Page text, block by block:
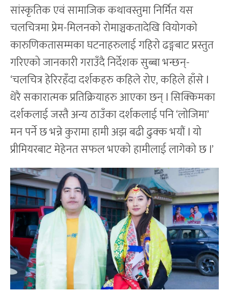
सांस्कृतिक एवं सामाजिक कथावस्तुमा निर्मित यस
चलचित्रमा प्रेम-मिलनको रोमाञ्चकतादेखि वियोगको
कारुणिकतासम्मका घटनाहरुलाई गहिरो ढङ्गबाट प्रस्तुत
गरिएको जानकारी गराउँदै निर्देशक सुब्बा भन्छन्-
‘चलचित्र हेरिरहँदा दर्शकहरु कहिले रोए, कहिले हाँसे l
धेरै सकारात्मक प्रतिक्रियाहरु आएका छन् l सिक्किमका
दर्शकलाई जस्तै अन्य ठाउँका दर्शकलाई पनि ‘लोजिमा’
मन पर्ने छ भन्ने कुरामा हामी अझ बढी ढुक्क भयौं l यो
प्रीमियरबाट मेहेनत सफल भएको हामीलाई लागेको छ l’